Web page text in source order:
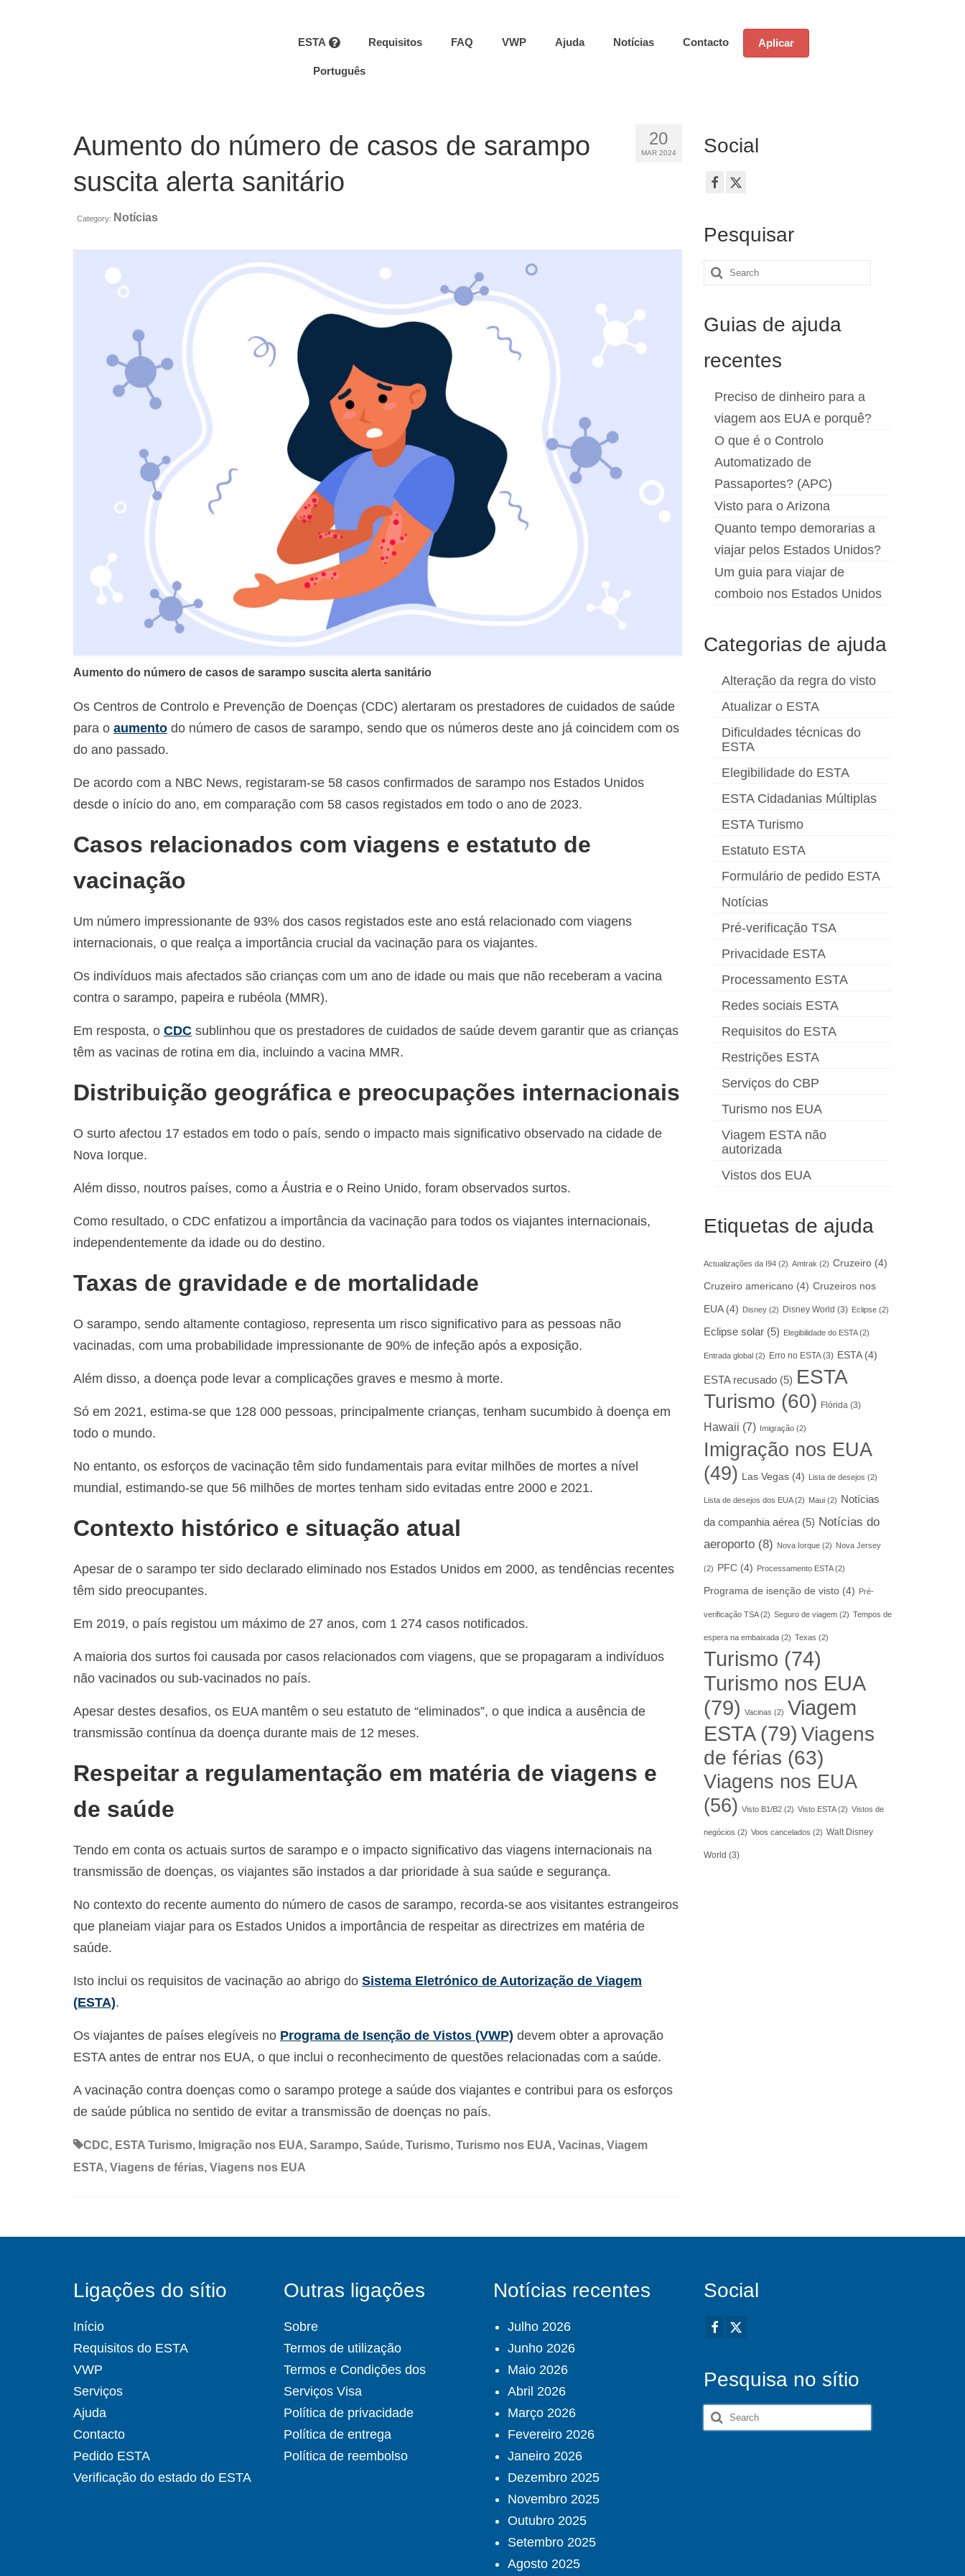
ESTA Requisitos FAQ VWP Ajuda Notícias Contacto Aplicar
Português
20
MAR 2024
Aumento do número de casos de sarampo
suscita alerta sanitário
Category: Notícias
Aumento do número de casos de sarampo suscita alerta sanitário
Os Centros de Controlo e Prevenção de Doenças (CDC) alertaram os prestadores de cuidados de saúde
para o aumento do número de casos de sarampo, sendo que os números deste ano já coincidem com os
do ano passado.
De acordo com a NBC News, registaram-se 58 casos confirmados de sarampo nos Estados Unidos
desde o início do ano, em comparação com 58 casos registados em todo o ano de 2023.
Casos relacionados com viagens e estatuto de
vacinação
Um número impressionante de 93% dos casos registados este ano está relacionado com viagens
internacionais, o que realça a importância crucial da vacinação para os viajantes.
Os indivíduos mais afectados são crianças com um ano de idade ou mais que não receberam a vacina
contra o sarampo, papeira e rubéola (MMR).
Em resposta, o CDC sublinhou que os prestadores de cuidados de saúde devem garantir que as crianças
têm as vacinas de rotina em dia, incluindo a vacina MMR.
Distribuição geográfica e preocupações internacionais
O surto afectou 17 estados em todo o país, sendo o impacto mais significativo observado na cidade de
Nova Iorque.
Além disso, noutros países, como a Áustria e o Reino Unido, foram observados surtos.
Como resultado, o CDC enfatizou a importância da vacinação para todos os viajantes internacionais,
independentemente da idade ou do destino.
Taxas de gravidade e de mortalidade
O sarampo, sendo altamente contagioso, representa um risco significativo para as pessoas não
vacinadas, com uma probabilidade impressionante de 90% de infeção após a exposição.
Além disso, a doença pode levar a complicações graves e mesmo à morte.
Só em 2021, estima-se que 128 000 pessoas, principalmente crianças, tenham sucumbido à doença em
todo o mundo.
No entanto, os esforços de vacinação têm sido fundamentais para evitar milhões de mortes a nível
mundial, estimando-se que 56 milhões de mortes tenham sido evitadas entre 2000 e 2021.
Contexto histórico e situação atual
Apesar de o sarampo ter sido declarado eliminado nos Estados Unidos em 2000, as tendências recentes
têm sido preocupantes.
Em 2019, o país registou um máximo de 27 anos, com 1 274 casos notificados.
A maioria dos surtos foi causada por casos relacionados com viagens, que se propagaram a indivíduos
não vacinados ou sub-vacinados no país.
Apesar destes desafios, os EUA mantêm o seu estatuto de “eliminados”, o que indica a ausência de
transmissão contínua da doença durante mais de 12 meses.
Respeitar a regulamentação em matéria de viagens e
de saúde
Tendo em conta os actuais surtos de sarampo e o impacto significativo das viagens internacionais na
transmissão de doenças, os viajantes são instados a dar prioridade à sua saúde e segurança.
No contexto do recente aumento do número de casos de sarampo, recorda-se aos visitantes estrangeiros
que planeiam viajar para os Estados Unidos a importância de respeitar as directrizes em matéria de
saúde.
Isto inclui os requisitos de vacinação ao abrigo do Sistema Eletrónico de Autorização de Viagem
(ESTA).
Os viajantes de países elegíveis no Programa de Isenção de Vistos (VWP) devem obter a aprovação
ESTA antes de entrar nos EUA, o que inclui o reconhecimento de questões relacionadas com a saúde.
A vacinação contra doenças como o sarampo protege a saúde dos viajantes e contribui para os esforços
de saúde pública no sentido de evitar a transmissão de doenças no país.
CDC, ESTA Turismo, Imigração nos EUA, Sarampo, Saúde, Turismo, Turismo nos EUA, Vacinas, Viagem
ESTA, Viagens de férias, Viagens nos EUA
Social
Pesquisar
Search
Guias de ajuda
recentes
Preciso de dinheiro para a
viagem aos EUA e porquê?
O que é o Controlo
Automatizado de
Passaportes? (APC)
Visto para o Arizona
Quanto tempo demorarias a
viajar pelos Estados Unidos?
Um guia para viajar de
comboio nos Estados Unidos
Categorias de ajuda
Alteração da regra do visto
Atualizar o ESTA
Dificuldades técnicas do
ESTA
Elegibilidade do ESTA
ESTA Cidadanias Múltiplas
ESTA Turismo
Estatuto ESTA
Formulário de pedido ESTA
Notícias
Pré-verificação TSA
Privacidade ESTA
Processamento ESTA
Redes sociais ESTA
Requisitos do ESTA
Restrições ESTA
Serviços do CBP
Turismo nos EUA
Viagem ESTA não
autorizada
Vistos dos EUA
Etiquetas de ajuda
Actualizações da I94(2) Amtrak (2) Cruzeiro(4)
Cruzeiro americano(4) Cruzeiros nos
EUA(4) Disney(2) Disney World (3) Eclipse(2)
Eclipse solar(5) Elegibilidade do ESTA(2)
Entrada global (2) Erro no ESTA(3) ESTA(4)
ESTA recusado(5) ESTA
Turismo (60) Flórida(3)
Hawaii (7) Imigração(2)
Imigração nos EUA
(49) Las Vegas(4) Lista de desejos (2)
Lista de desejos dos EUA(2) Maui(2)
Notícias
da companhia aérea(5) Notícias do
aeroporto(8) Nova Iorque(2) Nova Jersey
(2) PFC(4) Processamento ESTA(2)
Programa de isenção de visto(4) Pré-
verificação TSA(2) Seguro de viagem(2) Tempos de
espera na embaixada(2) Texas (2)
Turismo (74)
Turismo nos EUA
(79) Vacinas (2) Viagem
ESTA(79) Viagens
de férias (63)
Viagens nos EUA
(56) Visto B1/B2(2) Visto ESTA(2) Vistos de
negócios (2) Voos cancelados (2) Walt Disney
World (3)
Ligações do sítio
Início
Requisitos do ESTA
VWP
Serviços
Ajuda
Contacto
Pedido ESTA
Verificação do estado do ESTA
Outras ligações
Sobre
Termos de utilização
Termos e Condições dos
Serviços Visa
Política de privacidade
Política de entrega
Política de reembolso
Notícias recentes
Julho 2026
Junho 2026
Maio 2026
Abril 2026
Março 2026
Fevereiro 2026
Janeiro 2026
Dezembro 2025
Novembro 2025
Outubro 2025
Setembro 2025
Agosto 2025
Social
Pesquisa no sítio
Search